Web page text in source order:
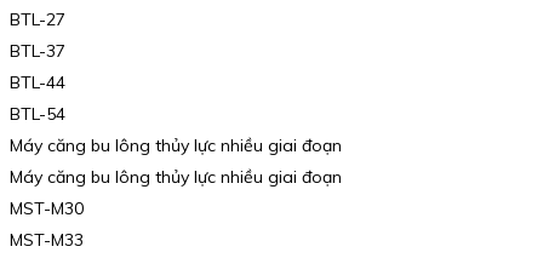
BTL-27
BTL-37
BTL-44
BTL-54
Máy căng bu lông thủy lực nhiều giai đoạn
Máy căng bu lông thủy lực nhiều giai đoạn
MST-M30
MST-M33